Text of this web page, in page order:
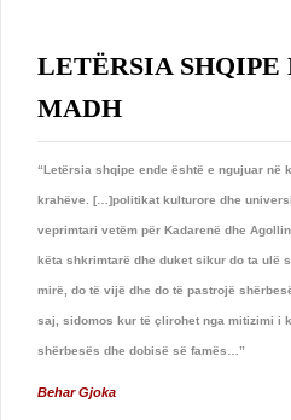
LETËRSIA
MADH
“Letërsia shqipe ende është e ngujuar në
krahëve. […]politikat kulturore dhe
veprimtari vetëm për Kadarenë dhe
këta shkrimtarë dhe duket sikur do ta ulë
mirë, do të vijë dhe do të pastrojë
saj, sidomos kur të çlirohet nga mitizimi i
shërbesës dhe dobisë së famës…”
Behar Gjoka